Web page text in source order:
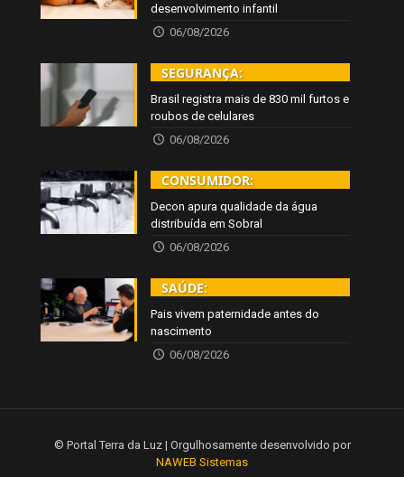
desenvolvimento infantil
06/08/2026
SEGURANÇA:
Brasil registra mais de 830 mil furtos e
roubos de celulares
06/08/2026
CONSUMIDOR:
Decon apura qualidade da água
distribuída em Sobral
06/08/2026
SAÚDE:
Pais vivem paternidade antes do
nascimento
06/08/2026
© Portal Terra da Luz | Orgulhosamente desenvolvido por
NAWEB Sistemas